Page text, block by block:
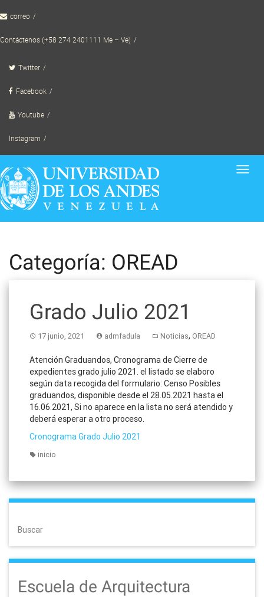
to correo
Contáctenos (+58 274 2401111 Me – Ve)
Twitter
Facebook
Youtube
Instagram
Categoría: OREAD
Grado Julio 2021
17 junio, 2021 admfadula Noticias, OREAD
Atención Graduandos, Cronograma de Cierre de
expedientes grado julio 2021. el listado se elaboro
según data recogida del formulario: Censo Posibles
graduandos, disponible desde el 28.05.2021 hasta el
16.06.2021, Si no aparece en la lista no será atendido y
deberá esperar a otro proceso.
Cronograma Grado Julio 2021
inicio
Buscar
Escuela de Arquitectura